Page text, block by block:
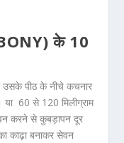
के 10
उसके पीठ के नीचे कचनार
60 से 120 मिलीग्राम
करने से कुबड़ापन दूर
काढ़ा बनाकर सेवन